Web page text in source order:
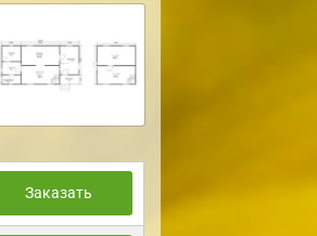
Заказать